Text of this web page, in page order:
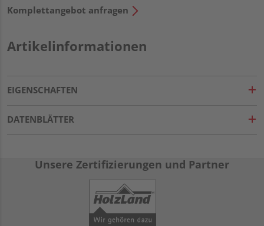
Komplettangebot anfragen
Artikelinformationen
EIGENSCHAFTEN
DATENBLÄTTER
Unsere Zertifizierungen und Partner